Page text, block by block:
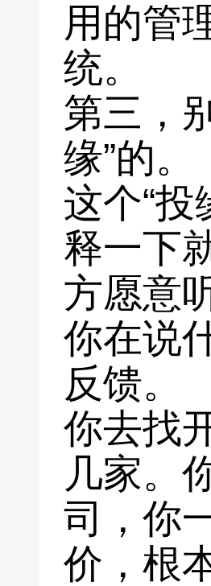
用的管
统。
第三，
缘”的。
这个“
释一下
方愿意
你在说
反馈。
你去找
几家。
司，你
价，根